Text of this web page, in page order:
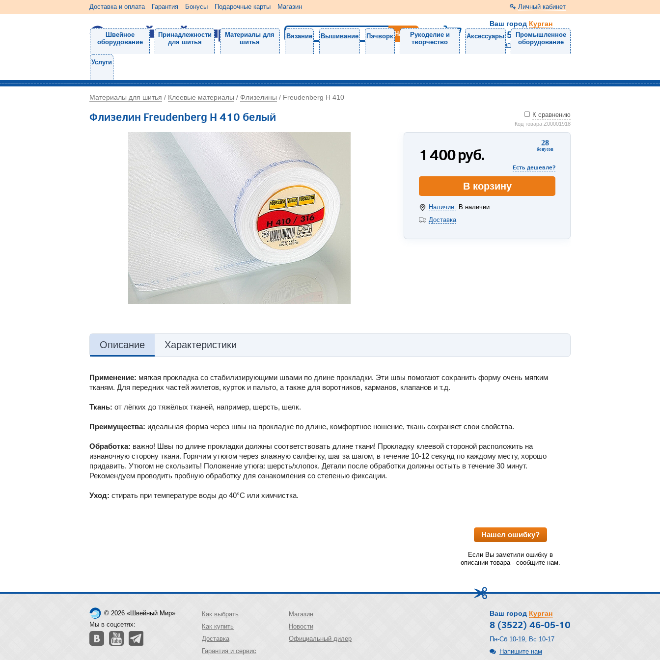
Доставка и оплата Гарантия Бонусы Подарочные карты Магазин Личный кабинет
Ваш город Курган
8 (3522) 46-05-10
Напишите нам
Швейное
оборудование
Принадлежности
для шитья
Материалы для
шитья
Вязание Вышивание Пэчворк
Рукоделие и
творчество
Аксессуары
Промышленное
оборудование
Услуги
Материалы для шитья / Клеевые материалы / Флизелины / Freudenberg H 410
Флизелин Freudenberg H 410 белый К сравнению
Код товара Z00001918
28
бонусов
1 400руб.
Есть дешевле?
В корзину
Наличие: В наличии
Доставка
Описание Характеристики
Применение: мягкая прокладка со стабилизирующими швами по длине прокладки. Эти швы помогают сохранить форму очень мягким
тканям. Для передних частей жилетов, курток и пальто, а также для воротников, карманов, клапанов и т.д.
Ткань: от лёгких до тяжёлых тканей, например, шерсть, шелк.
Преимущества: идеальная форма через швы на прокладке по длине, комфортное ношение, ткань сохраняет свои свойства.
Обработка: важно! Швы по длине прокладки должны соответствовать длине ткани! Прокладку клеевой стороной расположить на
изнаночную сторону ткани. Горячим утюгом через влажную салфетку, шаг за шагом, в течение 10-12 секунд по каждому месту, хорошо
придавить. Утюгом не скользить! Положение утюга: шерсть/хлопок. Детали после обработки должны остыть в течение 30 минут.
Рекомендуем проводить пробную обработку для ознакомления со степенью фиксации.
Уход: стирать при температуре воды до 40°C или химчистка.
Нашел ошибку?
Если Вы заметили ошибку в
описании товара - сообщите нам.
© 2026 «Швейный Мир»
Мы в соцсетях:
Как выбрать
Как купить
Доставка
Гарантия и сервис
Магазин
Новости
Официальный дилер
Ваш город Курган
8 (3522) 46-05-10
Пн-Сб 10-19, Вс 10-17
Напишите нам